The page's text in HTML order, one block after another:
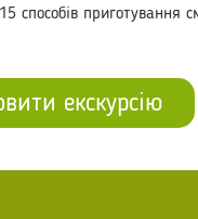
способів
екскурсію